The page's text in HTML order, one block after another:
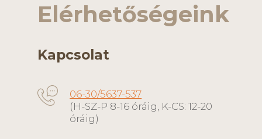
Elérhetőségeink
Kapcsolat
06-30/5637-537
(H-SZ-P 8-16 óráig, K-CS: 12-20
óráig)